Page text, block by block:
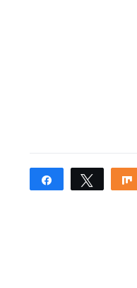
Share Tweet